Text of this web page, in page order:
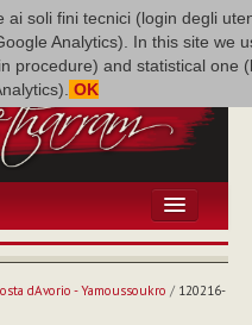
ai soli fini tecnici (login degli
Analytics). In this site we
procedure) and statistical one
OK
dAvorio - Yamoussoukro / 120216-